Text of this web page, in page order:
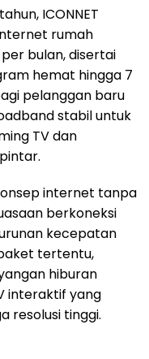
ICONNET
rumah
bulan, disertai
hemat hingga 7
pelanggan baru
stabil untuk
TV dan
internet tanpa
berkoneksi
kecepatan
tertentu,
hiburan
interaktif yang
resolusi tinggi.